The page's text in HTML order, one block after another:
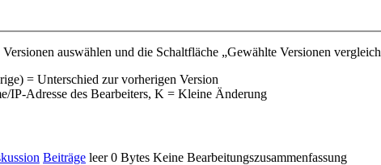
auswählen und die Schaltfläche „Gewählte Versionen
= Unterschied zur vorherigen Version
IP-Adresse des Bearbeiters, K = Kleine Änderung
Beiträge leer 0 Bytes Keine Bearbeitungszusammenfassung